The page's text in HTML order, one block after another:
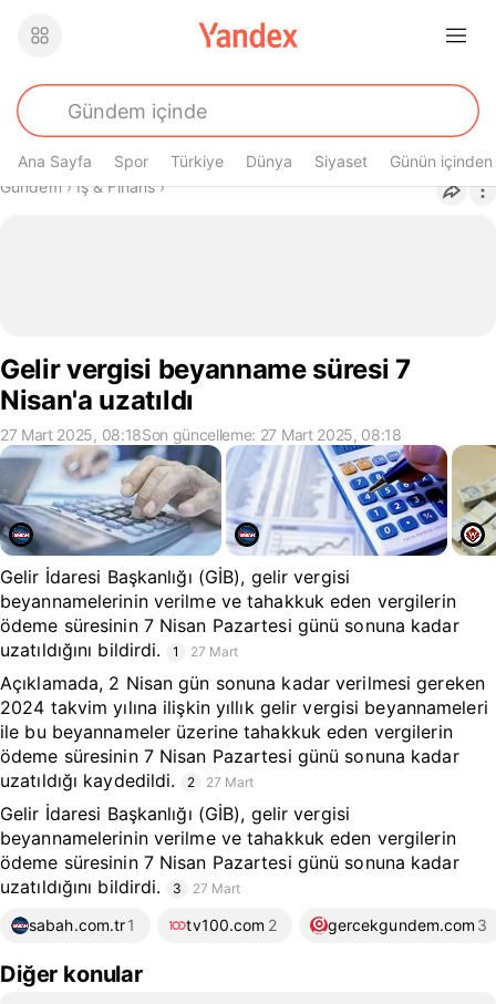
Ana Sayfa Spor Türkiye Dünya Siyaset Günün içinden
Buradasın
Gündem› İş & Finans›
Gelir vergisi beyanname süresi 7
Nisan'a uzatıldı
27 Mart 2025, 08:18Son güncelleme: 27 Mart 2025, 08:18
Gelir İdaresi Başkanlığı (GİB), gelir vergisi
beyannamelerinin verilme ve tahakkuk eden vergilerin
ödeme süresinin 7 Nisan Pazartesi günü sonuna kadar
uzatıldığını bildirdi.
1 27 Mart
Açıklamada, 2 Nisan gün sonuna kadar verilmesi gereken
2024 takvim yılına ilişkin yıllık gelir vergisi beyannameleri
ile bu beyannameler üzerine tahakkuk eden vergilerin
ödeme süresinin 7 Nisan Pazartesi günü sonuna kadar
uzatıldığı kaydedildi.
2 27 Mart
Gelir İdaresi Başkanlığı (GİB), gelir vergisi
beyannamelerinin verilme ve tahakkuk eden vergilerin
ödeme süresinin 7 Nisan Pazartesi günü sonuna kadar
uzatıldığını bildirdi.
3 27 Mart
sabah.com.tr1 tv100.com 2 gercekgundem.com 3
Diğer konular